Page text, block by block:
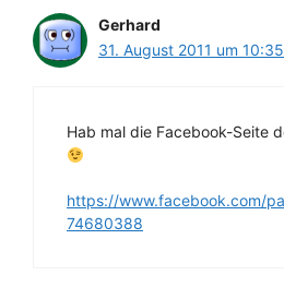
Gerhard
31. August 2011 um
Hab mal die Facebook-Seite
https://www.facebook.com/
74680388